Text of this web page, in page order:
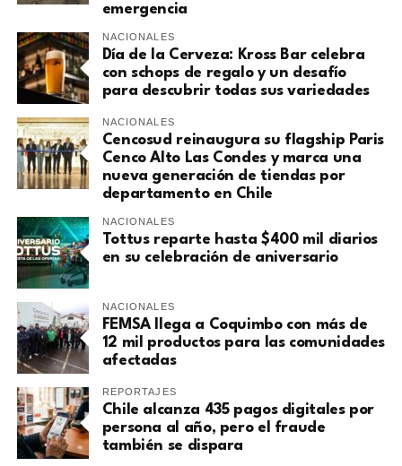
emergencia
NACIONALES
Día de la Cerveza: Kross Bar celebra
con schops de regalo y un desafío
para descubrir todas sus variedades
NACIONALES
Cencosud reinaugura su flagship Paris
Cenco Alto Las Condes y marca una
nueva generación de tiendas por
departamento en Chile
NACIONALES
Tottus reparte hasta $400 mil diarios
en su celebración de aniversario
NACIONALES
FEMSA llega a Coquimbo con más de
12 mil productos para las comunidades
afectadas
REPORTAJES
Chile alcanza 435 pagos digitales por
persona al año, pero el fraude
también se dispara